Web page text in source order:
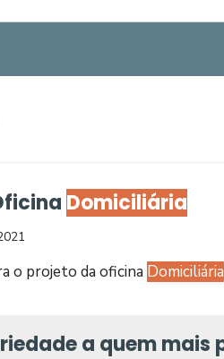
Domiciliária
o projeto da oficina Domiciliária
a quem mais